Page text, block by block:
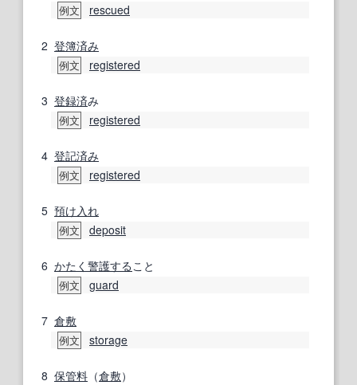
例文 rescued
2 登簿済み
例文 registered
3 登録済み
例文 registered
4 登記済み
例文 registered
5 預け入れ
例文 deposit
6 かたく 警護すること
例文 guard
7 倉敷
例文 storage
8 保管料 （倉敷）